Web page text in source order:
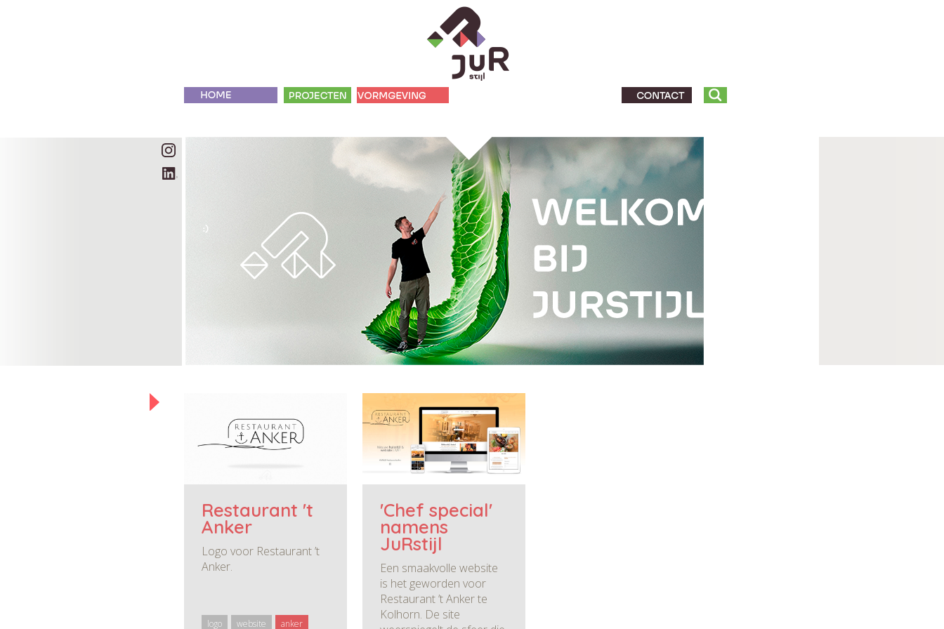
Restaurant 't
Anker
Logo voor Restaurant ’t
Anker.
logo website
anker
'Chef special'
namens
JuRstijl
Een smaakvolle website
is het geworden voor
Restaurant ’t Anker te
Kolhorn. De site